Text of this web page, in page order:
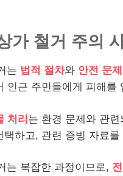
가 철거 주의
는 법적 절차와 안전 문제
인근 주민들에게 피해를
처리 는 환경 문제와 관련
택하고, 관련 증빙 자료
는 복잡한 과정이므로,